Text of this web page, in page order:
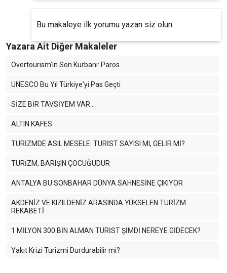
Bu makaleye ilk yorumu yazan siz olun.
Yazara Ait Diğer Makaleler
Overtourism’in Son Kurbanı: Paros
UNESCO Bu Yıl Türkiye'yi Pas Geçti
SİZE BİR TAVSİYEM VAR…
ALTIN KAFES
TURİZMDE ASIL MESELE: TURİST SAYISI MI, GELİR Mİ?
TURİZM, BARIŞIN ÇOCUĞUDUR
ANTALYA BU SONBAHAR DÜNYA SAHNESİNE ÇIKIYOR
AKDENİZ VE KIZILDENİZ ARASINDA YÜKSELEN TURİZM
REKABETİ
1 MİLYON 300 BİN ALMAN TURİST ŞİMDİ NEREYE GİDECEK?
Yakıt Krizi Turizmi Durdurabilir mi?